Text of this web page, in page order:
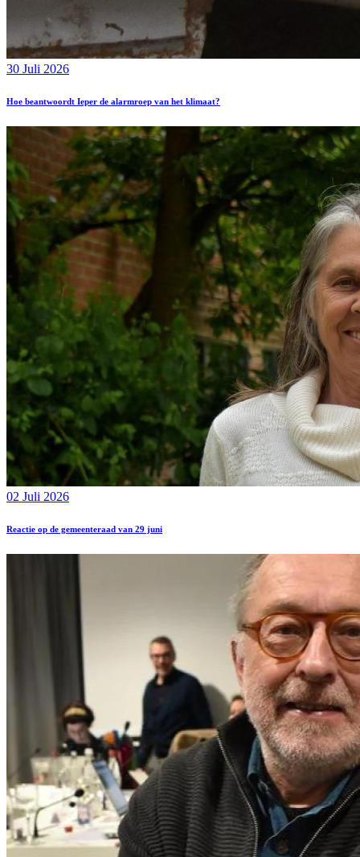
30 Juli 2026
Hoe beantwoordt Ieper de alarmroep van het klimaat?
02 Juli 2026
Reactie op de gemeenteraad van 29 juni